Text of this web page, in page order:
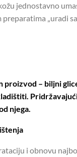
jednostavno
„uradi
proizvod – biljni
njega.
i obnovu